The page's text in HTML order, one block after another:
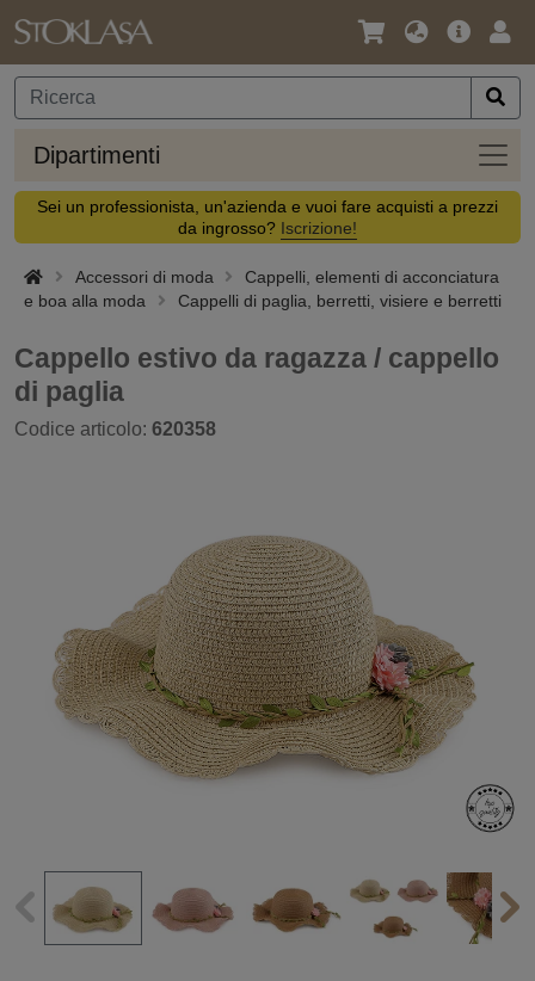
Lingua
Valuta
Offerta
Dipartimenti
Sei un professionista, un'azienda e vuoi fare acquisti a prezzi
da ingrosso? Iscrizione!
Accessori di moda
Cappelli, elementi di acconciatura
e boa alla moda
Cappelli di paglia, berretti, visiere e berretti
Cappello estivo da ragazza / cappello
di paglia
Codice articolo: 620358